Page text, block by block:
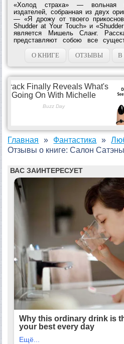
«Холод страха» — вольная
издателей, собранная из двух
— «Я дрожу от твоего
Shudder at Your Touch» и
является Мишель Сланг.
представляют собою все
«литературы ужасов» — от
«вампирского декаданса» и
О КНИГЕ ОТЗЫВЫ В
Главная Фантастика
Отзывы о книге: Салон Сатэны